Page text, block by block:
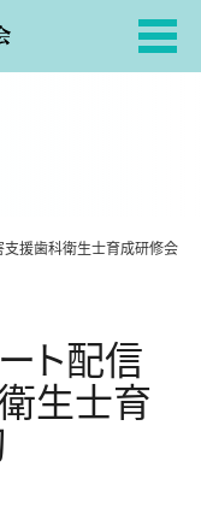
支援歯科衛生士育成研修会
ート配信
生士育